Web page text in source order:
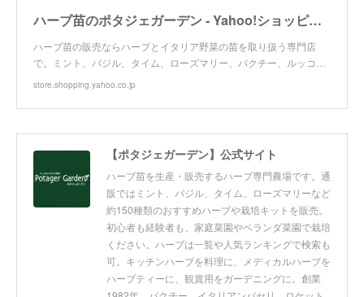
ハーブ苗のポタジェガーデン - Yahoo!ショッピング
ハーブ苗の販売ならハーブとイタリア野菜の苗を取り扱う専門店
で。ミント、バジル、タイム、ローズマリー、パクチー、ルッコ…
store.shopping.yahoo.co.jp
【ポタジェガーデン】公式サイト
ハーブ苗を生産・販売するハーブ専門農場です。通
販ではミント、バジル、タイム、ローズマリーなど
約150種類のおすすめハーブや栽培キットを販売。
初心者も経験者も、家庭菜園やベランダ菜園で栽培
ください。ハーブは一覧や人気ランキングで検索も
可。キッチンハーブを料理に、メディカルハーブを
ハーブティーに、観賞用をガーデニングに。創業